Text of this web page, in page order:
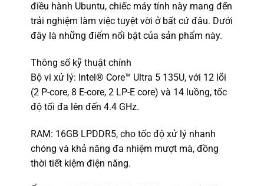
điều hành Ubuntu, chiếc máy tính này mang đến
trải nghiệm làm việc tuyệt vời ở bất cứ đâu. Dưới
đây là những điểm nổi bật của sản phẩm này.
Thông số kỹ thuật chính
Bộ vi xử lý: Intel® Core™ Ultra 5 135U, với 12 lõi
(2 P-core, 8 E-core, 2 LP-E core) và 14 luồng, tốc
độ tối đa lên đến 4.4 GHz.
RAM: 16GB LPDDR5, cho tốc độ xử lý nhanh
chóng và khả năng đa nhiệm mượt mà, đồng
thời tiết kiệm điện năng.